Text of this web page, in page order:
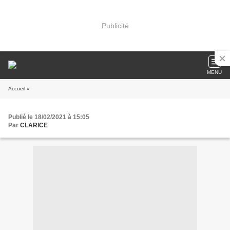
Publicité
MENU
Accueil »
Publié le 18/02/2021 à 15:05
Par CLARICE